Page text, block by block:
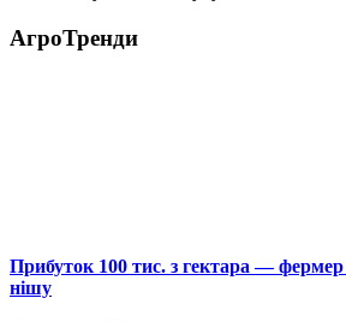
АгроТренди
Прибуток 100 тис. з гектара —
нішу